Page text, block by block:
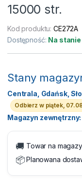
15000 str.
Kod produktu:CE272A
Dostępność: Na stanie
Stany
Centrala, Gdańsk,
Odbierz w piątek,
Magazyn zewnętrzny:
🚚 Towar na
📦Planowana